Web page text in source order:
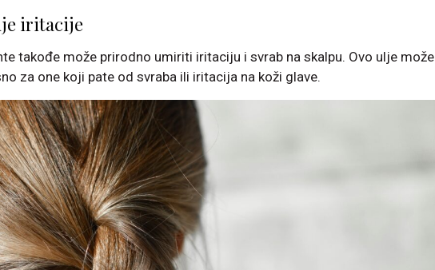
iritacije
takođe može prirodno umiriti iritaciju i svrab na skalpu. Ovo ulje može
za one koji pate od svraba ili iritacija na koži glave.